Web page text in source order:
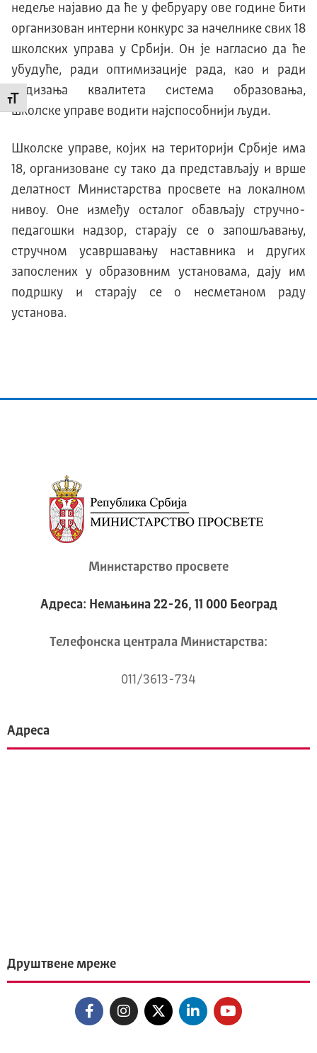
Промени величину слова
недеље најавио да ће у фебруару ове године бити
организован интерни конкурс за начелнике свих 18
школских управа у Србији. Он је нагласио да ће
убудуће, ради оптимизације рада, као и ради
подизања квалитета система образовања,
школске управе водити најспособнији људи.
Школске управе, којих на територији Србије има
18, организоване су тако да представљају и врше
делатност Министарства просвете на локалном
нивоу. Оне између осталог обављају стручно-
педагошки надзор, старају се о запошљавању,
стручном усавршавању наставника и других
запослених у образовним установама, дају им
подршку и старају се о несметаном раду
установа.
Министарство просвете
Адреса: Немањина 22-26, 11 000 Београд
Телeфонска централа Mинистарства:
011/3613-734
Адреса
Друштвене мреже